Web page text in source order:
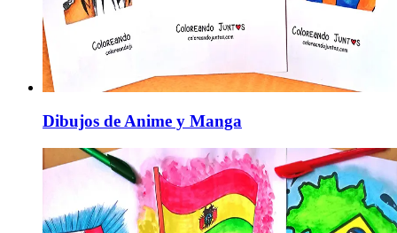
Dibujos de Anime y Manga